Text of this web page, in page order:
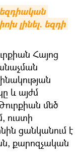
լինել. եզդի
Հայոց
և այժմ
մեծ
ուստի
ցանկանում է
քարոզչական